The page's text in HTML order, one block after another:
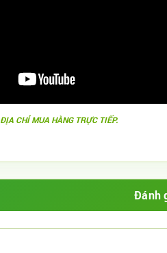
ĐỊA CHỈ MUA HÀNG TRỰC TIẾP.
Đánh